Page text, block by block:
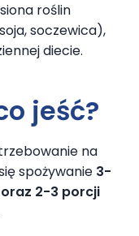
roślin
soczewica),
diecie.
jeść?
na
spożywanie 3-
2-3 porcji